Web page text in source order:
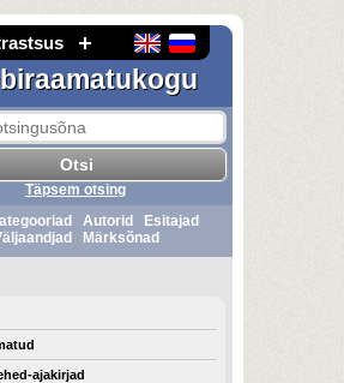
Täpsem otsing
Autorid
Esitajad
Märksõnad
ajakirjad